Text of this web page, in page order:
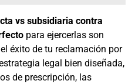
vs subsidiaria contra
para ejercerlas son
éxito de tu reclamación por
legal bien diseñada,
de prescripción, las